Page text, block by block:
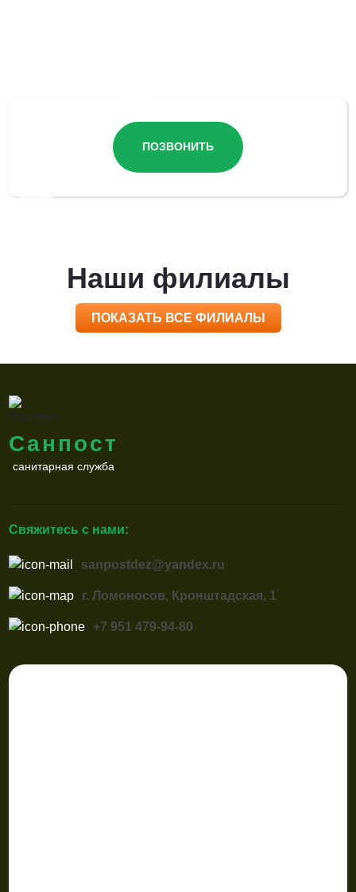
ПОЗВОНИТЬ
Наши филиалы
ПОКАЗАТЬ ВСЕ ФИЛИАЛЫ
Санпост
санитарная служба
Свяжитесь с нами:
sanpostdez@yandex.ru
г. Ломоносов, Кронштадская, 1
+7 951 479-94-80